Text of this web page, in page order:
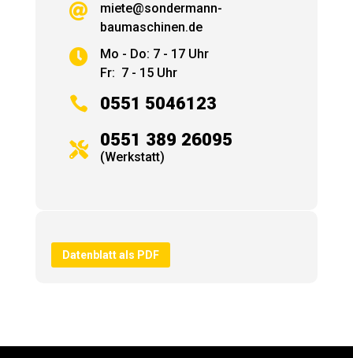

miete@sondermann-
baumaschinen.de

Mo - Do: 7 - 17 Uhr
Fr: 7 - 15 Uhr
 0551 5046123
 0551 389 26095
(Werkstatt)
Datenblatt als PDF